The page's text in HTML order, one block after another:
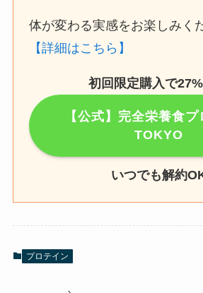
体が変わる実感をお楽しみく
【詳細はこちら】
初回限定購入で
【公式】完全栄養食
TOKYO
いつでも解約
プロテイン